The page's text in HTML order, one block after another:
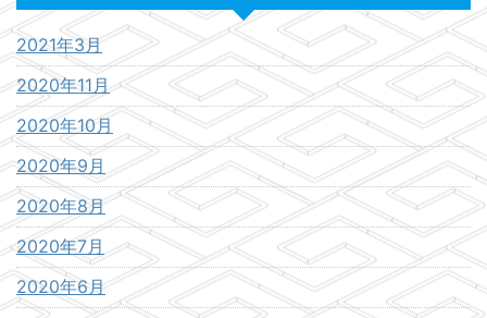
2021年3月
2020年11月
2020年10月
2020年9月
2020年8月
2020年7月
2020年6月